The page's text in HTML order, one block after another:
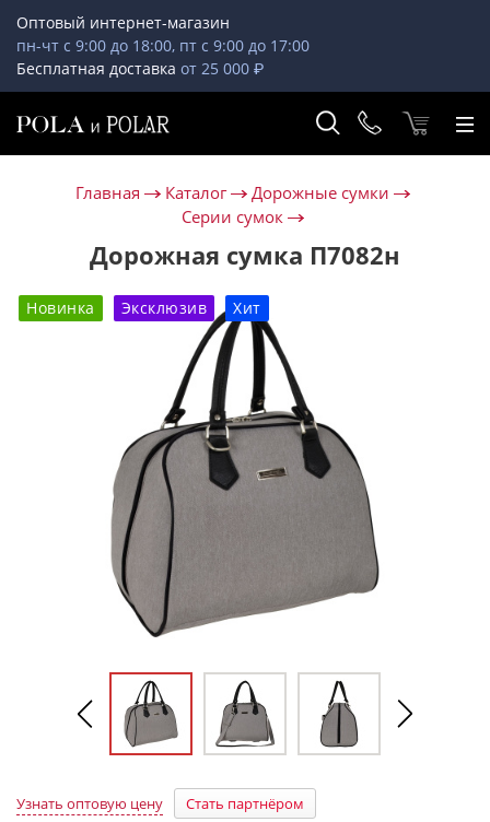
Оптовый интернет-магазин
пн-чт с 9:00 до 18:00, пт с 9:00 до 17:00
Бесплатная доставка от 25 000 ₽
Главная Каталог
Дорожные сумки
Серии сумок
Дорожная сумка П7082н
Новинка Эксклюзив Хит
Узнать оптовую цену Стать партнёром